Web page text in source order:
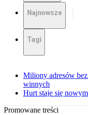
Najnowsze
Tagi
Miliony adresów
winnych
Hurt staje się
Promowane treści